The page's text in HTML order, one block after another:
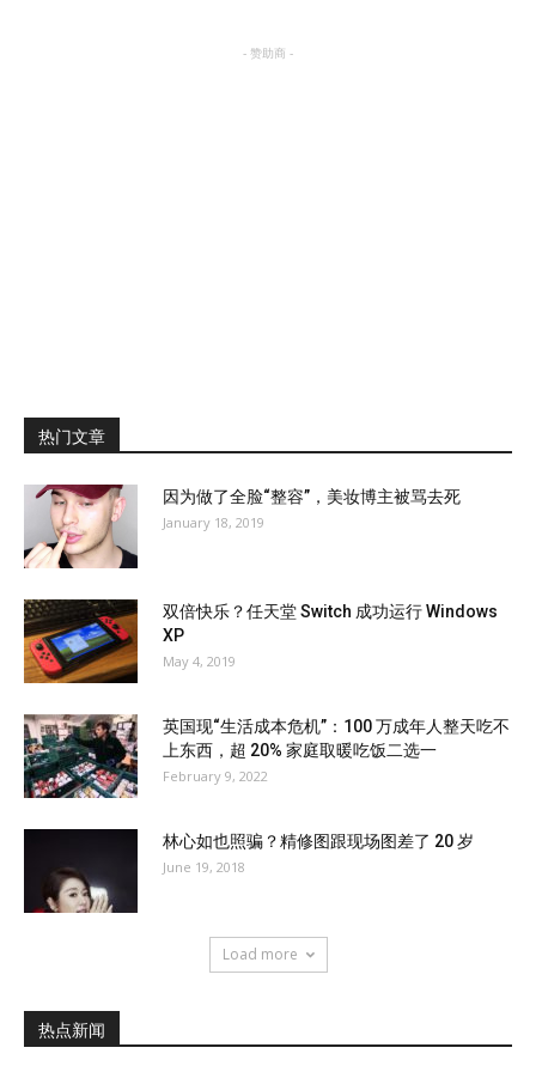
- 赞助商 -
热门文章
因为做了全脸“整容”，美妆博主被骂去死
January 18, 2019
双倍快乐？任天堂 Switch 成功运行 Windows
XP
May 4, 2019
英国现“生活成本危机”：100 万成年人整天吃不
上东西，超 20% 家庭取暖吃饭二选一
February 9, 2022
林心如也照骗？精修图跟现场图差了 20 岁
June 19, 2018
Load more
热点新闻